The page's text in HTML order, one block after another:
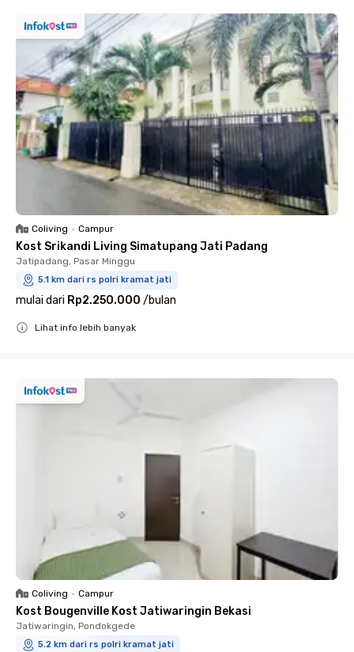
Coliving • Campur
Kost Srikandi Living Simatupang Jati Padang
Jatipadang, Pasar Minggu
5.1 km dari rs polri kramat jati
mulai dari Rp2.250.000 /bulan
Lihat info lebih banyak
Coliving • Campur
Kost Bougenville Kost Jatiwaringin Bekasi
Jatiwaringin, Pondokgede
5.2 km dari rs polri kramat jati